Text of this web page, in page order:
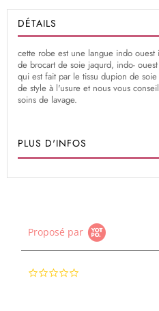
DÉTAILS
cette robe est une langue indo ouest
de brocart de soie jaqurd, indo-
qui est fait par le tissu dupion de
de style à l'usure et nous vous
soins de lavage.
PLUS D'INFOS
Proposé par